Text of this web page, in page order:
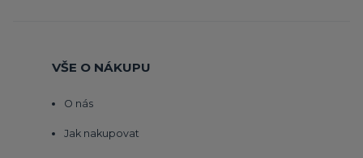
VŠE O NÁKUPU
O nás
Jak nakupovat